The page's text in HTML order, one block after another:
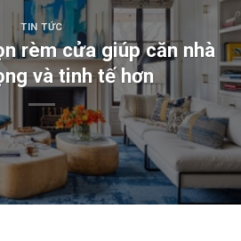
TIN TỨC
rèm cửa giúp căn nhà
và tinh tế hơn